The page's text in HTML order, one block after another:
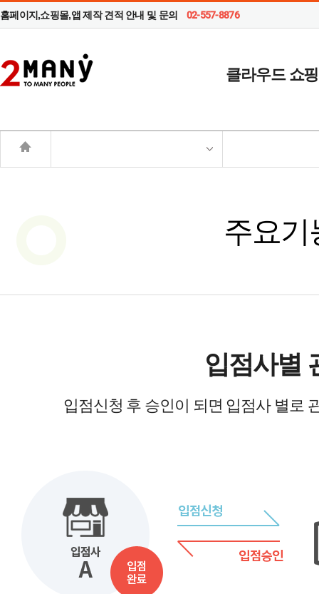
홈페이지,쇼핑몰,앱 제작 견적 안내 및 문의 02-557-8876
클라우드 쇼
주요기
입점사별
입점신청 후 승인이 되면 입점사 별로